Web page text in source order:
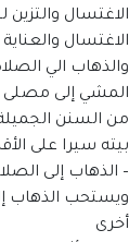
الاغتسال والتزين
الاغتسال
والذهاب الي
المشي إلى مصلى
من السنن
بيته سيرا على
– الذهاب إلى
ويستحب الذهاب
أخرى